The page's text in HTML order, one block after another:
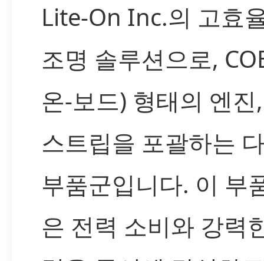
Lite-On Inc.의 고효
조명 솔루션으로,
온-보드) 형태의 엔
스트립을 포괄하는
부품군입니다. 이 부
은 전력 소비와 강력